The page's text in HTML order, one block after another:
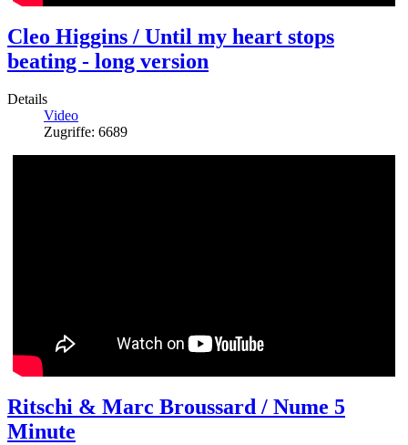
Cleo Higgins / Until my heart stops
beating - long version
Details
Video
Zugriffe: 6689
Ritschi & Marc Broussard / Nume 5
Minute